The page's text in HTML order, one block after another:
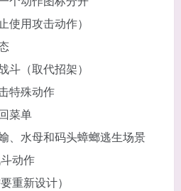
使用攻击动作）
斗（取代招架）
特殊动作
菜单
、水母和码头蟑螂逃生场景
动作
重新设计）